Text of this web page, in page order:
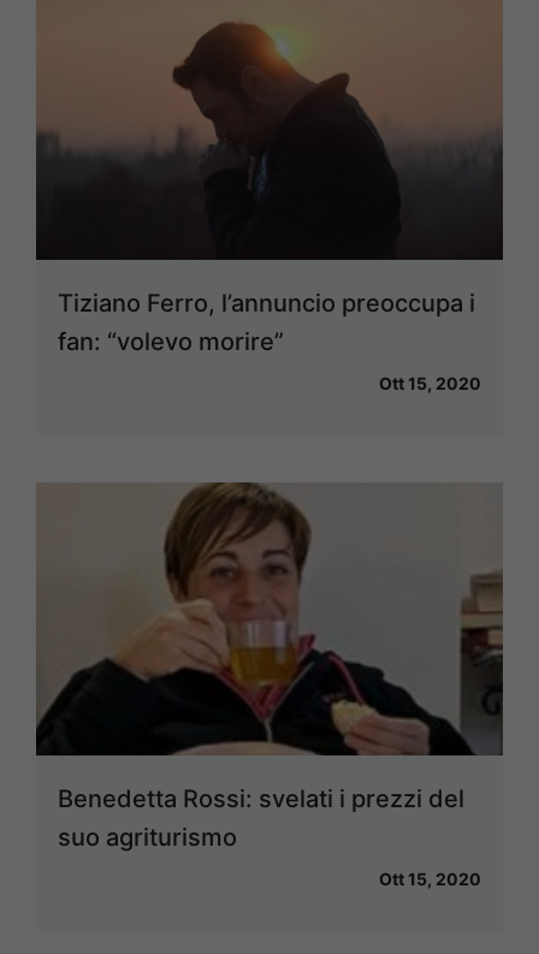
Tiziano Ferro, l’annuncio preoccupa i
fan: “volevo morire”
Ott 15, 2020
Benedetta Rossi: svelati i prezzi del
suo agriturismo
Ott 15, 2020